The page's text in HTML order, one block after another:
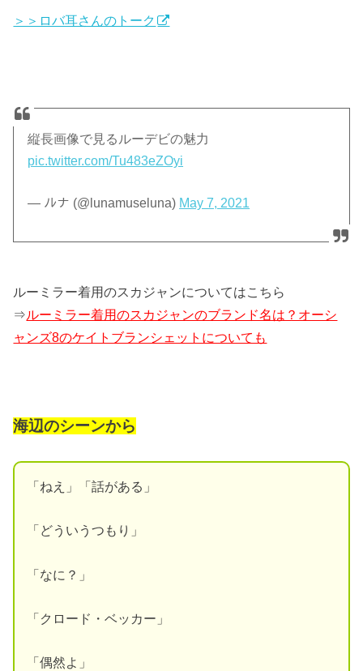
＞＞ロバ耳さんのトーク
縦長画像で見るルーデビの魅力
pic.twitter.com/Tu483eZOyi
— ﾉﾚナ (@lunamuseluna) May 7, 2021
ルーミラー着用のスカジャンについてはこちら
⇒ルーミラー着用のスカジャンのブランド名は？オーシ
ャンズ8のケイトブランシェットについても
海辺のシーンから
「ねえ」「話がある」
「どういうつもり」
「なに？」
「クロード・ベッカー」
「偶然よ」